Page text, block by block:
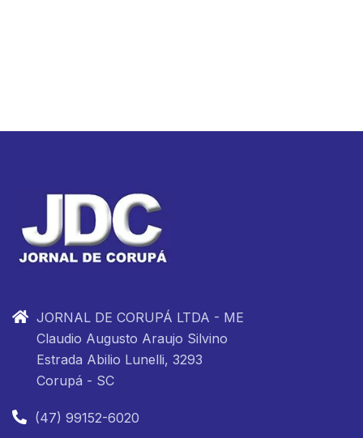
JORNAL DE CORUPÁ LTDA - ME
Claudio Augusto Araujo Silvino
Estrada Abilio Lunelli, 3293
Corupá - SC
(47) 99152-6020